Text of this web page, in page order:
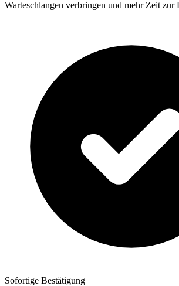
Warteschlangen verbringen und mehr Zeit zur
Sofortige Bestätigung